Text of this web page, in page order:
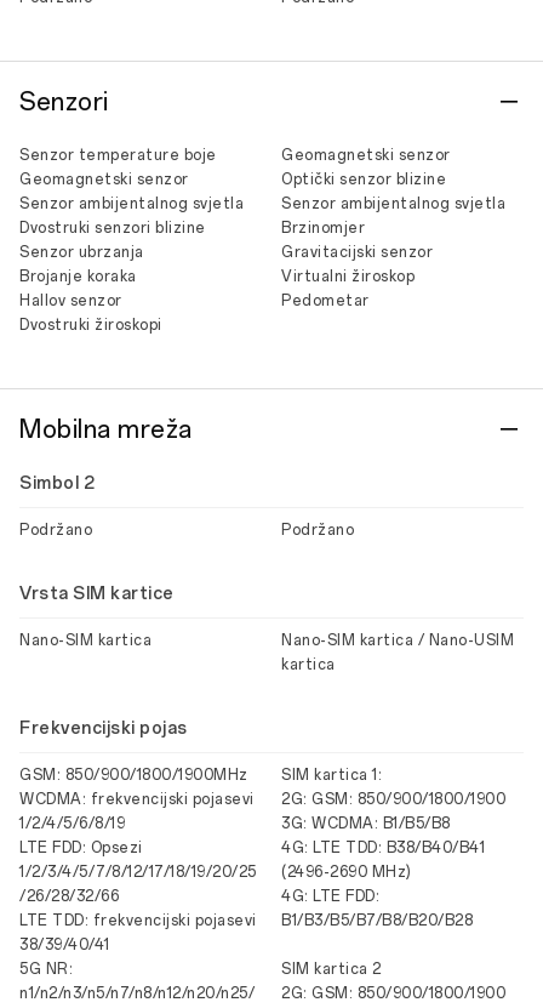
Senzori
Senzor temperature boje
Geomagnetski senzor
Senzor ambijentalnog svjetla
Dvostruki senzori blizine
Senzor ubrzanja
Brojanje koraka
Hallov senzor
Dvostruki žiroskopi
Geomagnetski senzor
Optički senzor blizine
Senzor ambijentalnog svjetla
Brzinomjer
Gravitacijski senzor
Virtualni žiroskop
Pedometar
Mobilna mreža
Simbol 2
Podržano Podržano
Vrsta SIM kartice
Nano-SIM kartica
Nano-SIM kartica / Nano-USIM
kartica
Frekvencijski pojas
GSM: 850/900/1800/1900MHz
WCDMA: frekvencijski pojasevi
1/2/4/5/6/8/19
LTE FDD: Opsezi
1/2/3/4/5/7/8/12/17/18/19/20/25
/26/28/32/66
LTE TDD: frekvencijski pojasevi
38/39/40/41
5G NR:
n1/n2/n3/n5/n7/n8/n12/n20/n25/
SIM kartica 1:
2G: GSM: 850/900/1800/1900
3G: WCDMA: B1/B5/B8
4G: LTE TDD: B38/B40/B41
(2496-2690 MHz)
4G: LTE FDD:
B1/B3/B5/B7/B8/B20/B28
SIM kartica 2
2G: GSM: 850/900/1800/1900